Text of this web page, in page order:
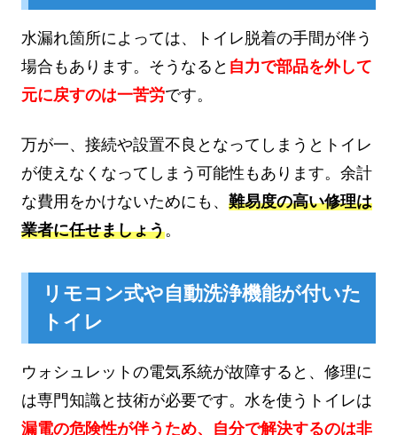
水漏れ箇所によっては、トイレ脱着の手間が伴う
場合もあります。そうなると 自力で部品を外して
元に戻すのは一苦労です。
万が一、接続や設置不良となってしまうとトイレ
が使えなくなってしまう可能性もあります。余計
な費用をかけないためにも、 難易度の高い修理は
業者に任せましょう。
リモコン式や自動洗浄機能が付いた
トイレ
ウォシュレットの電気系統が故障すると、修理に
は専門知識と技術が必要です。水を使うトイレは
漏電の危険性が伴うため、自分で解決するのは非